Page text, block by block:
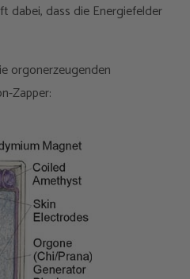
dabei, dass die Energiefelder
orgonerzeugenden
Zapper: